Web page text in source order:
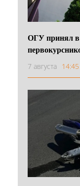
ОГУ принял в
7 августа 14:45